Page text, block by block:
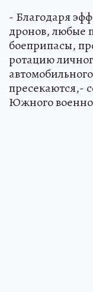
- Благодаря
дронов, любые
боеприпасы,
ротацию
пресекаются,-
Южного